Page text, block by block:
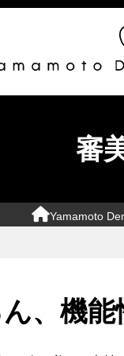
審
Yamamoto
、機